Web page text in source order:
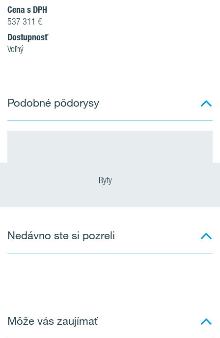
Cena s DPH
537 311 €
Dostupnosť
Voľný
Podobné pôdorysy
Byty
Nedávno ste si pozreli
Môže vás zaujímať